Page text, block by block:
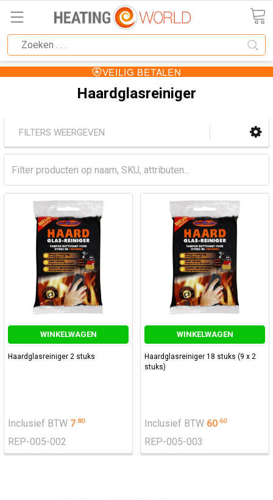
VEILIG BETALEN
Haardglasreiniger
FILTERS WEERGEVEN
WINKELWAGEN
Haardglasreiniger 2 stuks
Inclusief BTW 7.80
REP-005-002
WINKELWAGEN
Haardglasreiniger 18 stuks (9 x 2
stuks)
Inclusief BTW 60.60
REP-005-003